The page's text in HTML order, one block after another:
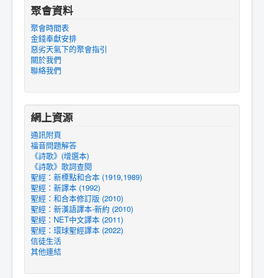
聚會資料
聚會時間表
金錢奉獻安排
惡劣天氣下的聚會指引
關於我們
聯絡我們
網上資源
通訊附頁
福音問題解答
《詩歌》(增選本)
《詩歌》歌詞查閱
聖經：新標點和合本 (1919,1989)
聖經：新譯本 (1992)
聖經：和合本修訂版 (2010)
聖經：新漢語譯本-新約 (2010)
聖經：NET中文譯本 (2011)
聖經：環球聖經譯本 (2022)
信徒生活
其他連結